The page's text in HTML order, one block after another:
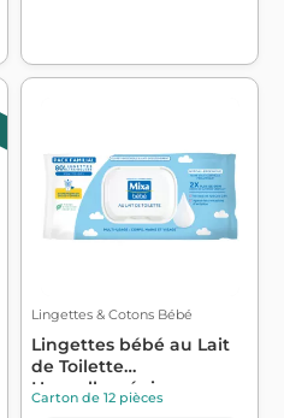
Lingettes & Cotons Bébé
Lingettes bébé au Lait
de Toilette
Hypoallergénique x...
Carton de 12 pièces